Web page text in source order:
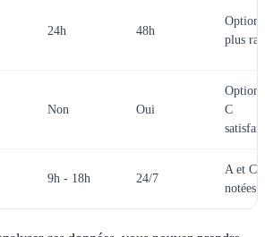
24h 48h
Option
plus
Non Oui
Option
C
9h - 18h 24/7
A et C
notées